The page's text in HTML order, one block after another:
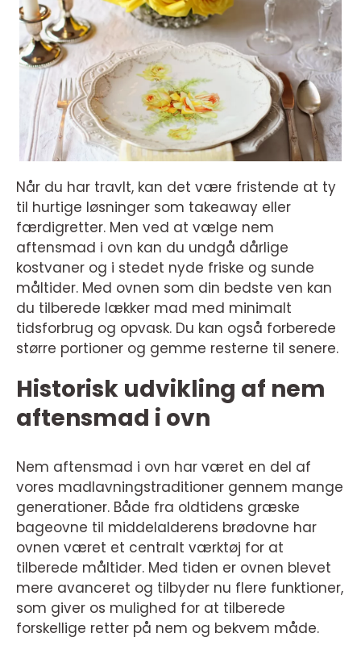
Når du har travlt, kan det være fristende at ty
til hurtige løsninger som takeaway eller
færdigretter. Men ved at vælge nem
aftensmad i ovn kan du undgå dårlige
kostvaner og i stedet nyde friske og sunde
måltider. Med ovnen som din bedste ven kan
du tilberede lækker mad med minimalt
tidsforbrug og opvask. Du kan også forberede
større portioner og gemme resterne til senere.
Historisk udvikling af nem
aftensmad i ovn
Nem aftensmad i ovn har været en del af
vores madlavningstraditioner gennem mange
generationer. Både fra oldtidens græske
bageovne til middelalderens brødovne har
ovnen været et centralt værktøj for at
tilberede måltider. Med tiden er ovnen blevet
mere avanceret og tilbyder nu flere funktioner,
som giver os mulighed for at tilberede
forskellige retter på nem og bekvem måde.